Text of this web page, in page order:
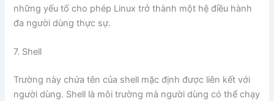
những yếu tố cho phép Linux trở thành một hệ điều hành
đa người dùng thực sự.
7. Shell
Trường này chứa tên của shell mặc định được liên kết với
người dùng. Shell là môi trường mà người dùng có thể chạy